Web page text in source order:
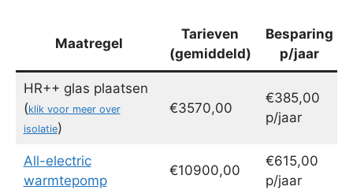
Maatregel
Tarieven
(gemiddeld)
Besparing
p/jaar
HR++ glas plaatsen
(klik voor meer over
isolatie)
€3570,00
€385,00
p/jaar
All-electric
warmtepomp
€10900,00
€615,00
p/jaar